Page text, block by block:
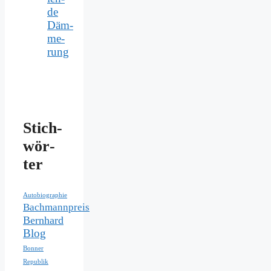
de
Däm­
me­
rung
Stich­
wör­
ter
Autobiographie
Bachmannpreis
Bernhard
Blog
Bonner
Republik